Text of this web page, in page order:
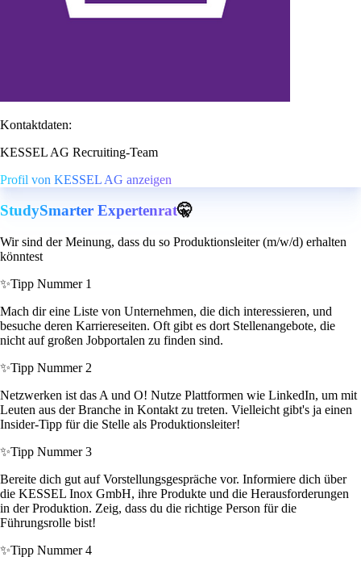
Kontaktdaten:
KESSEL AG Recruiting-Team
Profil von KESSEL AG anzeigen
StudySmarter Expertenrat🤫
Wir sind der Meinung, dass du so Produktionsleiter (m/w/d) erhalten
könntest
✨Tipp Nummer 1
Mach dir eine Liste von Unternehmen, die dich interessieren, und
besuche deren Karriereseiten. Oft gibt es dort Stellenangebote, die
nicht auf großen Jobportalen zu finden sind.
✨Tipp Nummer 2
Netzwerken ist das A und O! Nutze Plattformen wie LinkedIn, um mit
Leuten aus der Branche in Kontakt zu treten. Vielleicht gibt's ja einen
Insider-Tipp für die Stelle als Produktionsleiter!
✨Tipp Nummer 3
Bereite dich gut auf Vorstellungsgespräche vor. Informiere dich über
die KESSEL Inox GmbH, ihre Produkte und die Herausforderungen
in der Produktion. Zeig, dass du die richtige Person für die
Führungsrolle bist!
✨Tipp Nummer 4